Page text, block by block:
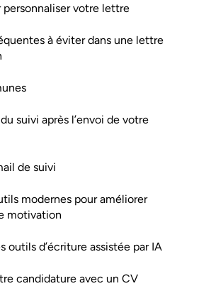
personnaliser votre lettre
à éviter dans une lettre
suivi après l’envoi de votre
de suivi
modernes pour améliorer
motivation
outils d’écriture assistée par IA
candidature avec un CV